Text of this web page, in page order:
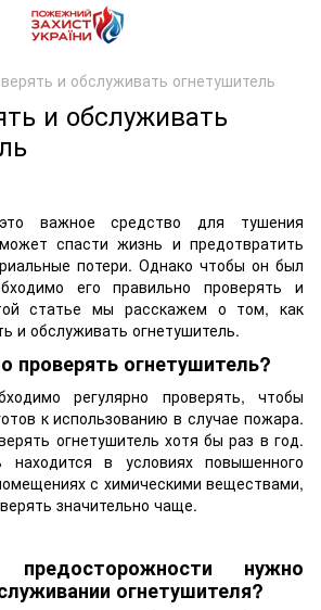
и обслуживать огнетушитель
и обслуживать
важное средство для тушения
спасти жизнь и предотвратить
потери. Однако чтобы он был
его правильно проверять и
статье мы расскажем о том, как
и обслуживать огнетушитель.
проверять огнетушитель?
регулярно проверять, чтобы
к использованию в случае пожара.
огнетушитель хотя бы раз в год.
находится в условиях повышенного
с химическими веществами,
значительно чаще.
нужно
огнетушителя?